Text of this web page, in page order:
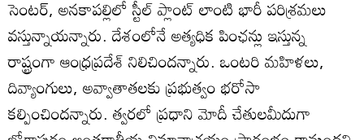
సెంటర్‌, అనకాపల్లిలో స్టీల్‌ ప్లాంట్‌ లాంటి భారీ పరిశ్రమలు
వస్తున్నాయన్నారు. దేశంలోనే అత్యధిక పింఛన్లు ఇస్తున్న
రాష్ట్రంగా ఆంధ్రప్రదేశ్‌ నిలిచిందన్నారు. ఒంటరి మహిళలు,
దివ్యాంగులు, అవ్వాతాతలకు ప్రభుత్వం భరోసా
కల్పించిందన్నారు. త్వరలో ప్రధాని మోదీ చేతులమీదుగా